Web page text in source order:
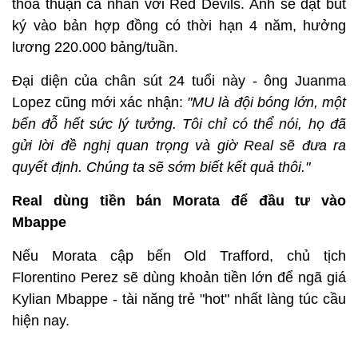
thỏa thuận cá nhân với Red Devils. Anh sẽ đặt bút
ký vào bản hợp đồng có thời hạn 4 năm, hưởng
lương 220.000 bảng/tuần.
Đại diện của chân sút 24 tuổi này - ông Juanma
Lopez cũng mới xác nhận: "MU là đội bóng lớn, một
bến đỗ hết sức lý tưởng. Tôi chỉ có thể nói, họ đã
gửi lời đề nghị quan trọng và giờ Real sẽ đưa ra
quyết định. Chúng ta sẽ sớm biết kết quả thôi."
Real dùng tiền bán Morata để đầu tư vào
Mbappe
Nếu Morata cập bến Old Trafford, chủ tịch
Florentino Perez sẽ dùng khoản tiền lớn để ngã giá
Kylian Mbappe - tài năng trẻ "hot" nhất làng túc cầu
hiện nay.